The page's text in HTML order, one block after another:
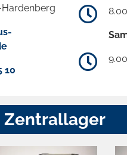
10
Zentrallager